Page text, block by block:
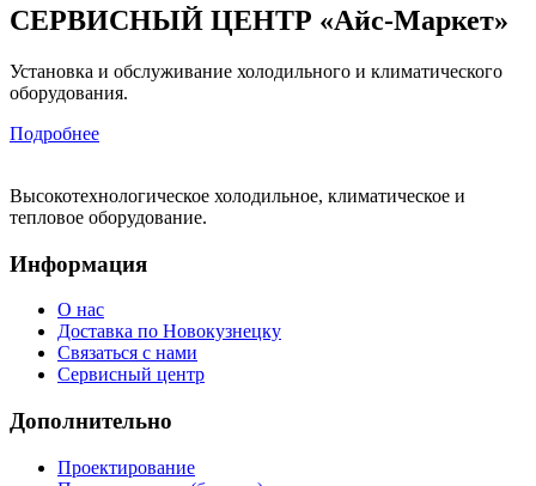
СЕРВИСНЫЙ ЦЕНТР «Айс-Маркет»
Установка и обслуживание холодильного и климатического
оборудования.
Подробнее
Высокотехнологическое холодильное, климатическое и
тепловое оборудование.
Информация
О нас
Доставка по Новокузнецку
Связаться с нами
Сервисный центр
Дополнительно
Проектирование